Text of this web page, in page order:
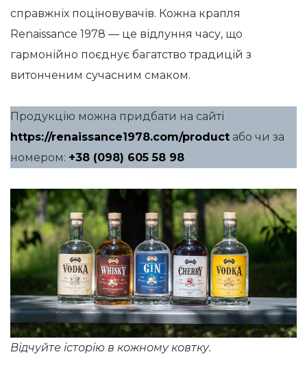
справжніх поціновувачів. Кожна крапля
Renaissance 1978 — це відлуння часу, що
гармонійно поєднує багатство традицій з
витонченим сучасним смаком.
Продукцію можна придбати на сайті
https://renaissance1978.com/product або чи за
номером: +38 (098) 605 58 98
Відчуйте історію в кожному ковтку.